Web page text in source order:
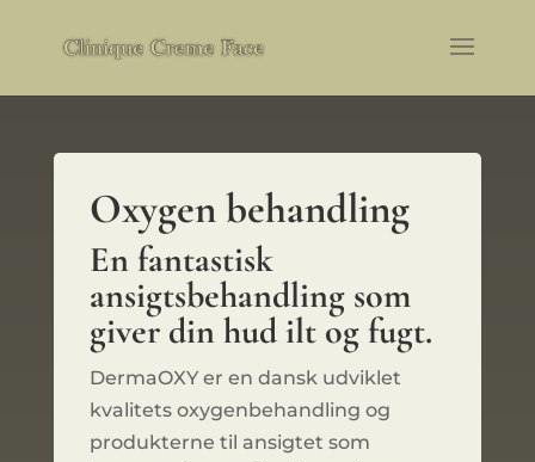
Oxygen behandling
En fantastisk
ansigtsbehandling som
giver din hud ilt og fugt.
DermaOXY er en dansk udviklet
kvalitets oxygenbehandling og
produkterne til ansigtet som